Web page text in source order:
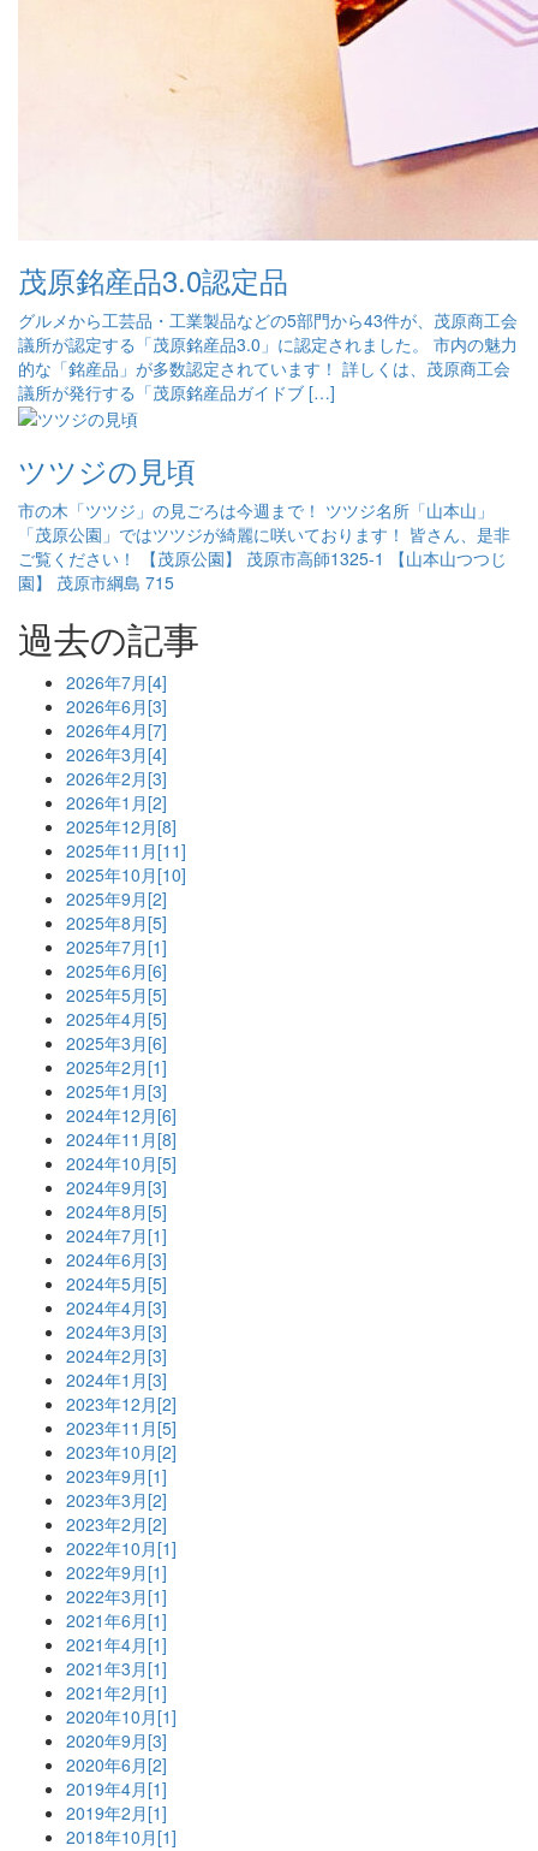
茂原銘産品3.0認定品
グルメから工芸品・工業製品などの5部門から43件が、茂原商工会
議所が認定する「茂原銘産品3.0」に認定されました。 市内の魅力
的な「銘産品」が多数認定されています！ 詳しくは、茂原商工会
議所が発行する「茂原銘産品ガイドブ […]
ツツジの見頃
市の木「ツツジ」の見ごろは今週まで！ ツツジ名所「山本山」
「茂原公園」ではツツジが綺麗に咲いております！ 皆さん、是非
ご覧ください！ 【茂原公園】 茂原市高師1325-1 【山本山つつじ
園】 茂原市綱島 715
過去の記事
2026年7月[4]
2026年6月[3]
2026年4月[7]
2026年3月[4]
2026年2月[3]
2026年1月[2]
2025年12月[8]
2025年11月[11]
2025年10月[10]
2025年9月[2]
2025年8月[5]
2025年7月[1]
2025年6月[6]
2025年5月[5]
2025年4月[5]
2025年3月[6]
2025年2月[1]
2025年1月[3]
2024年12月[6]
2024年11月[8]
2024年10月[5]
2024年9月[3]
2024年8月[5]
2024年7月[1]
2024年6月[3]
2024年5月[5]
2024年4月[3]
2024年3月[3]
2024年2月[3]
2024年1月[3]
2023年12月[2]
2023年11月[5]
2023年10月[2]
2023年9月[1]
2023年3月[2]
2023年2月[2]
2022年10月[1]
2022年9月[1]
2022年3月[1]
2021年6月[1]
2021年4月[1]
2021年3月[1]
2021年2月[1]
2020年10月[1]
2020年9月[3]
2020年6月[2]
2019年4月[1]
2019年2月[1]
2018年10月[1]